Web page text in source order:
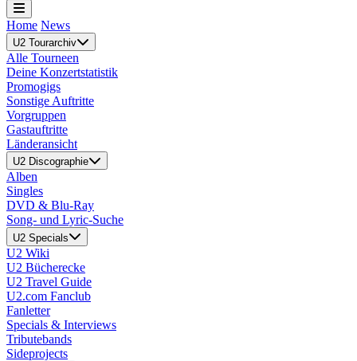
Home News
U2 Tourarchiv
Alle Tourneen
Deine Konzertstatistik
Promogigs
Sonstige Auftritte
Vorgruppen
Gastauftritte
Länderansicht
U2 Discographie
Alben
Singles
DVD & Blu-Ray
Song- und Lyric-Suche
U2 Specials
U2 Wiki
U2 Bücherecke
U2 Travel Guide
U2.com Fanclub
Fanletter
Specials & Interviews
Tributebands
Sideprojects